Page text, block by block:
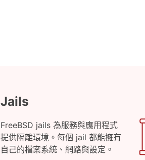
Jails
FreeBSD jails 為服務與應用程式
提供隔離環境。每個 jail 都能擁有
自己的檔案系統、網路與設定。